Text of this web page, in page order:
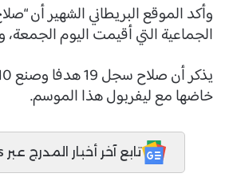
وأكد الموقع البريطاني الشهير أن
الجماعية التي أقيمت اليوم الجمعة،
خاضها مع ليفربول هذا الموسم.
تابع آخر أخبار المدرج عبر Google News